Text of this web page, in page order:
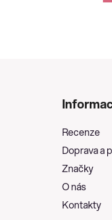
Recenze
Doprava a
Značky
O nás
Kontakty